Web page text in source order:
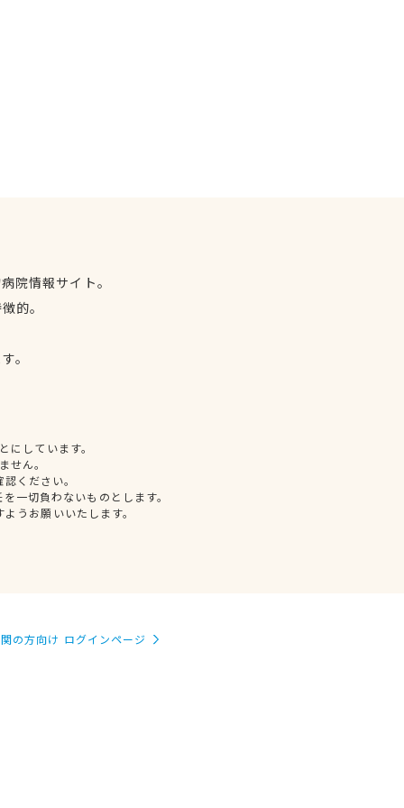
院情報サイト。
的。
。
しています。
せん。
ください。
一切負わないものとします。
うお願いいたします。
の方向け ログインページ